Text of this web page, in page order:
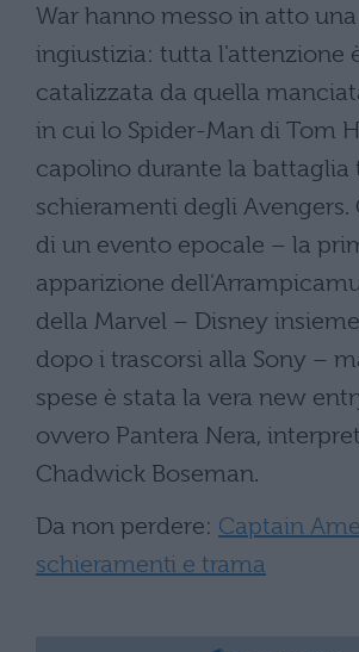
War hanno messo in atto
ingiustizia: tutta l'attenzione
catalizzata da quella
in cui lo Spider-Man di Tom
capolino durante la battaglia
schieramenti degli Avengers.
di un evento epocale – la
apparizione
della Marvel – Disney
dopo i trascorsi alla Sony –
spese è stata la vera new
ovvero Pantera Nera,
Chadwick Boseman.
Da non perdere: Captain
schieramenti e trama